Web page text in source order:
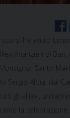
scorsi ha avuto
finanzieri di
Santo
Sergio Aloia, dal
gli allievi,
la celebrazione